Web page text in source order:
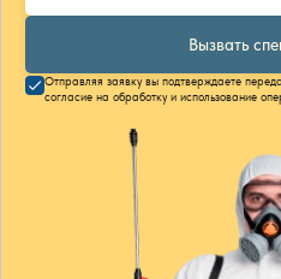
Вызвать
Отправляя заявку вы подтверждаете
согласие на обработку и использование